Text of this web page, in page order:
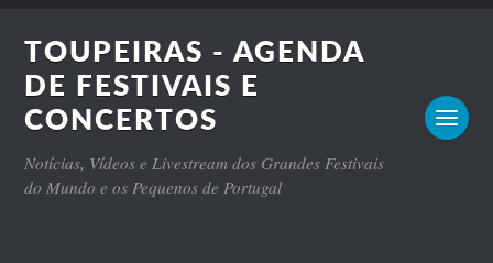
TOUPEIRAS - AGENDA
DE FESTIVAIS E
CONCERTOS
Notícias, Vídeos e Livestream dos Grandes Festivais
do Mundo e os Pequenos de Portugal